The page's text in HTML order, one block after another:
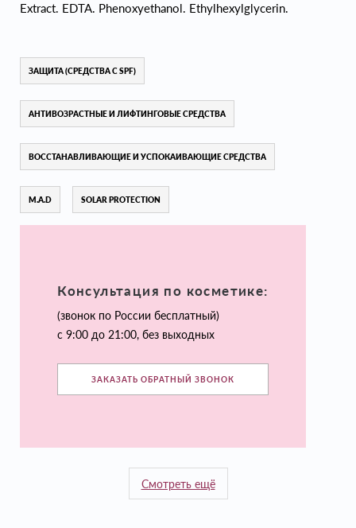
Extract. EDTA. Phenoxyethanol. Ethylhexylglycerin.
ЗАЩИТА (СРЕДСТВА С SPF)
АНТИВОЗРАСТНЫЕ И ЛИФТИНГОВЫЕ СРЕДСТВА
ВОССТАНАВЛИВАЮЩИЕ И УСПОКАИВАЮЩИЕ СРЕДСТВА
M.A.D SOLAR PROTECTION
Консультация по косметике:
(звонок по России бесплатный)
с 9:00 до 21:00, без выходных
ЗАКАЗАТЬ ОБРАТНЫЙ ЗВОНОК
Смотреть ещё